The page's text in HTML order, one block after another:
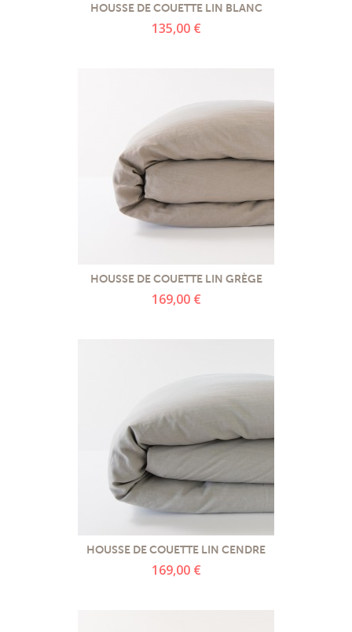
HOUSSE DE COUETTE LIN BLANC
135,00 €
HOUSSE DE COUETTE LIN GRÈGE
169,00 €
HOUSSE DE COUETTE LIN CENDRE
169,00 €